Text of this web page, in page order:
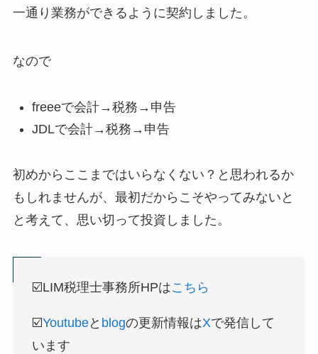
一通り業務ができるように契約しました。
なので
freeeで会計→税務→申告
JDLで会計→税務→申告
初めからここまではいらなくない？と思われるか
もしれませんが、最初だからこそやってみないと
と考えて、思い切って投資しました。
☑️LIM税理士事務所HPはこちら
☑️Youtubeと blogの更新情報はXで発信して
います